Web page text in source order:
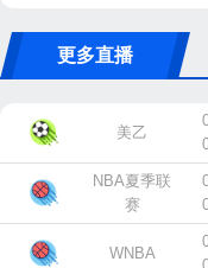
更多直播
美乙
NBA夏季联
赛
WNBA